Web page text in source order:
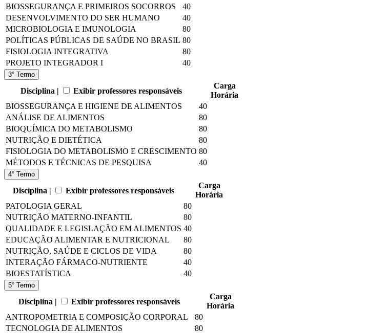
BIOSSEGURANÇA E PRIMEIROS SOCORROS
40
DESENVOLVIMENTO DO SER HUMANO
40
MICROBIOLOGIA E IMUNOLOGIA
80
POLÍTICAS PÚBLICAS DE SAÚDE NO BRASIL 80
FISIOLOGIA INTEGRATIVA
80
PROJETO INTEGRADOR I
40
3° Termo
Disciplina | Exibir professores responsáveis
Carga
Horária
BIOSSEGURANÇA E HIGIENE DE ALIMENTOS
40
ANÁLISE DE ALIMENTOS
80
BIOQUÍMICA DO METABOLISMO
80
NUTRIÇÃO E DIETÉTICA
80
FISIOLOGIA DO METABOLISMO E CRESCIMENTO 80
MÉTODOS E TÉCNICAS DE PESQUISA
40
4° Termo
Disciplina | Exibir professores responsáveis
Carga
Horária
PATOLOGIA GERAL
80
NUTRIÇÃO MATERNO-INFANTIL
80
QUALIDADE E LEGISLAÇÃO EM ALIMENTOS 40
EDUCAÇÃO ALIMENTAR E NUTRICIONAL
80
NUTRIÇÃO, SAÚDE E CICLOS DE VIDA
80
INTERAÇÃO FÁRMACO-NUTRIENTE
40
BIOESTATÍSTICA
40
5° Termo
Disciplina | Exibir professores responsáveis
Carga
Horária
ANTROPOMETRIA E COMPOSIÇÃO CORPORAL
80
TECNOLOGIA DE ALIMENTOS
80